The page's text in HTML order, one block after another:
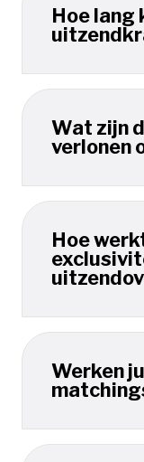
Hoe lang
Wat zijn
verlonen
Hoe
Werken